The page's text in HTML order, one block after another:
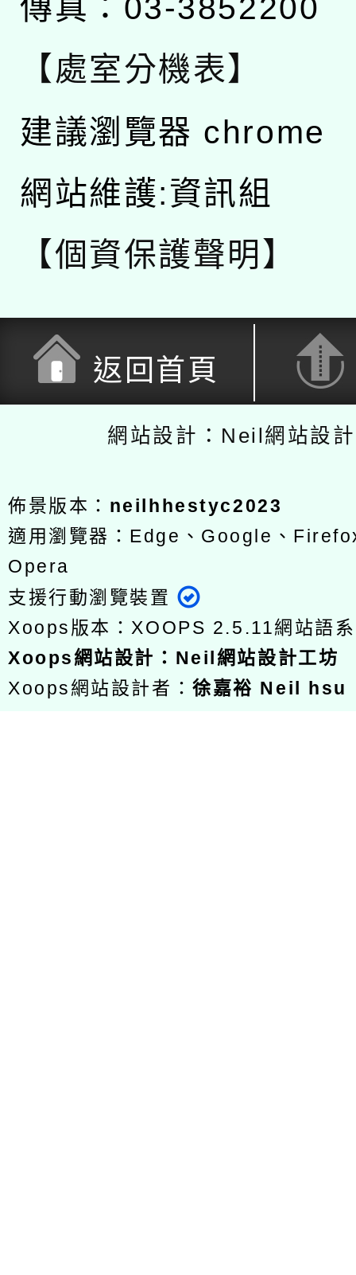
傳真：03-3852200
【處室分機表】
建議瀏覽器 chrome
網站維護:資訊組
【個資保護聲明】
返回首頁
網站設計：Neil網站設
佈景版本： neilhhestyc2023
適用瀏覽器：Edge、Google、
Opera
支援行動瀏覽裝置
Xoops版本：XOOPS 2.5.11網站語
Xoops網站設計 ： Neil網站設計工坊
Xoops網站設計者：徐嘉裕 Neil hsu